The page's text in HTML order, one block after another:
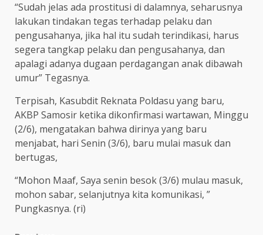
“Sudah jelas ada prostitusi di dalamnya, seharusnya
lakukan tindakan tegas terhadap pelaku dan
pengusahanya, jika hal itu sudah terindikasi, harus
segera tangkap pelaku dan pengusahanya, dan
apalagi adanya dugaan perdagangan anak dibawah
umur” Tegasnya.
Terpisah, Kasubdit Reknata Poldasu yang baru,
AKBP Samosir ketika dikonfirmasi wartawan, Minggu
(2/6), mengatakan bahwa dirinya yang baru
menjabat, hari Senin (3/6), baru mulai masuk dan
bertugas,
“Mohon Maaf, Saya senin besok (3/6) mulau masuk,
mohon sabar, selanjutnya kita komunikasi, ”
Pungkasnya. (ri)